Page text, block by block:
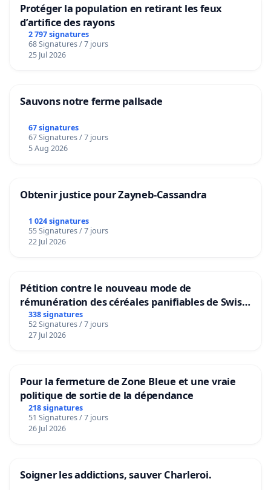
Protéger la population en retirant les feux
d’artifice des rayons
2 797 signatures
68 Signatures / 7 jours
25 Jul 2026
Sauvons notre ferme pallsade
67 signatures
67 Signatures / 7 jours
5 Aug 2026
Obtenir justice pour Zayneb-Cassandra
1 024 signatures
55 Signatures / 7 jours
22 Jul 2026
Pétition contre le nouveau mode de
rémunération des céréales panifiables de Swiss
granum basé sur la teneur en protéines
338 signatures
52 Signatures / 7 jours
27 Jul 2026
Pour la fermeture de Zone Bleue et une vraie
politique de sortie de la dépendance
218 signatures
51 Signatures / 7 jours
26 Jul 2026
Soigner les addictions, sauver Charleroi.